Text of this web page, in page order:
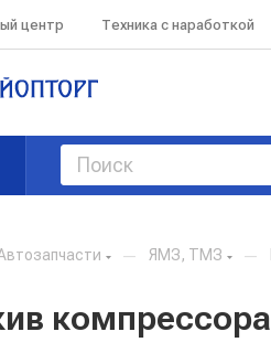
центр Техника с наработкой
— ЯМЗ, ТМЗ —
компрессора